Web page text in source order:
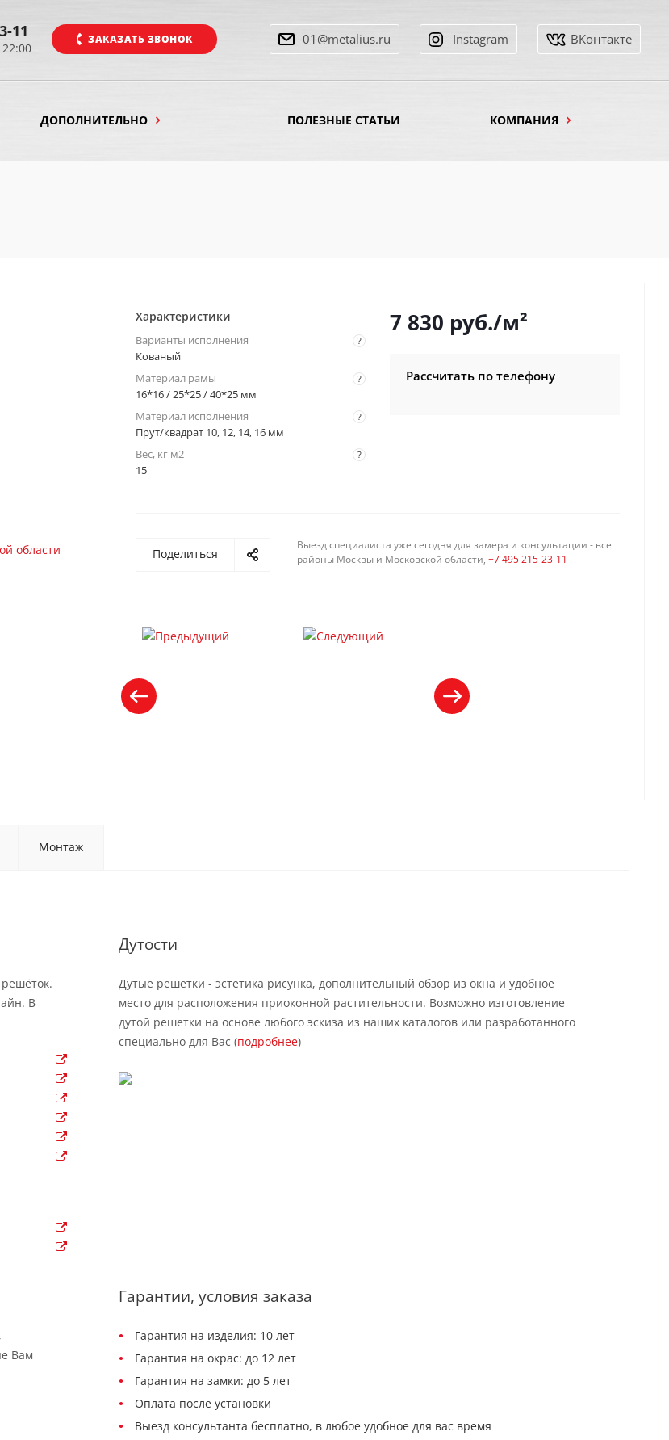
ЗАКАЗАТЬ ЗВОНОК 01@metalius.ru Instagram ВКонтакте
11
ДОПОЛНИТЕЛЬНО ПОЛЕЗНЫЕ СТАТЬИ КОМПАНИЯ
Характеристики
?
Варианты исполнения
Кованый
?
Материал рамы
16*16 / 25*25 / 40*25 мм
?
Материал исполнения
Прут/квадрат 10, 12, 14, 16 мм
?
Вес, кг м2
15
7 830 руб./м²
Рассчитать по телефону
Поделиться
Выезд специалиста уже сегодня для замера и консультации - все
районы Москвы и Московской области, +7 495 215-23-11
Монтаж
В
Дутости
Дутые решетки - эстетика рисунка, дополнительный обзор из окна и удобное
место для расположения приоконной растительности. Возможно изготовление
дутой решетки на основе любого эскиза из наших каталогов или разработанного
специально для Вас (подробнее)
Вам
Гарантии, условия заказа
Гарантия на изделия: 10 лет
Гарантия на окрас: до 12 лет
Гарантия на замки: до 5 лет
Оплата после установки
Выезд консультанта бесплатно, в любое удобное для вас время